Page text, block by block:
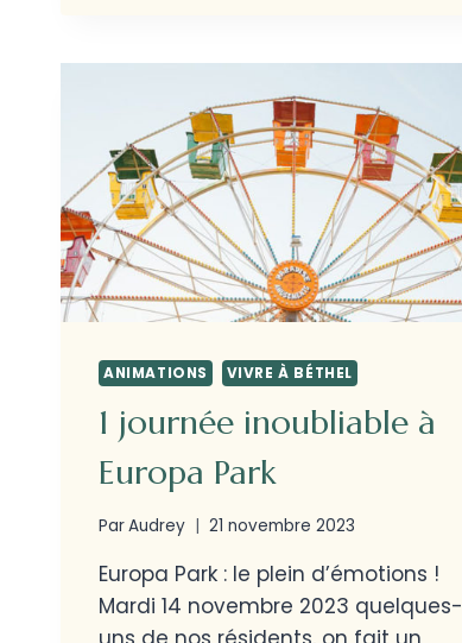
ANIMATIONS VIVRE À BÉTHEL
1 journée inoubliable à
Europa Park
ParAudrey 21 novembre 2023
Europa Park : le plein d’émotions !
Mardi 14 novembre 2023 quelques-